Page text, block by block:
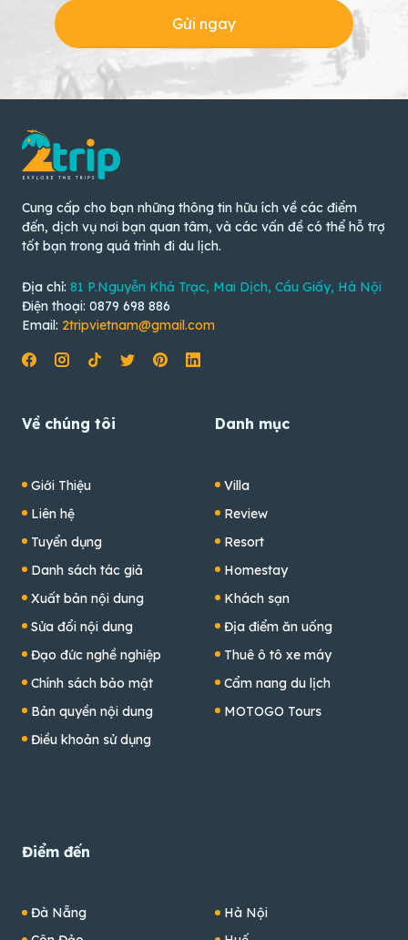
Gửi ngay
Cung cấp cho bạn những thông tin hữu ích về các điểm
đến, dịch vụ nơi bạn quan tâm, và các vấn đề có thể hỗ trợ
tốt bạn trong quá trình đi du lịch.
Địa chỉ: 81 P.Nguyễn Khả Trạc, Mai Dịch, Cầu Giấy, Hà Nội
Điện thoại: 0879 698 886
Email: 2tripvietnam@gmail.com
Về chúng tôi
Giới Thiệu
Liên hệ
Tuyển dụng
Danh sách tác giả
Xuất bản nội dung
Sửa đổi nội dung
Đạo đức nghề nghiệp
Chính sách bảo mật
Bản quyền nội dung
Điều khoản sử dụng
Danh mục
Villa
Review
Resort
Homestay
Khách sạn
Địa điểm ăn uống
Thuê ô tô xe máy
Cẩm nang du lịch
MOTOGO Tours
Điểm đến
Đà Nẵng
Hà Nội